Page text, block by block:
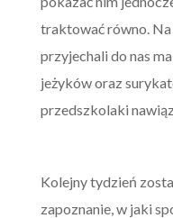
traktować równo.
przyjechali do nas
jeżyków oraz
przedszkolaki
Kolejny tydzień
zapoznanie, w jaki